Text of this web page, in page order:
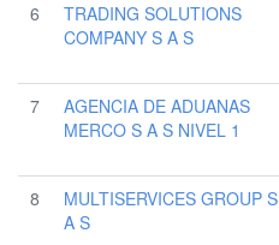
6
TRADING SOLUTIONS
COMPANY S A S
7
AGENCIA DE ADUANAS
MERCO S A S NIVEL 1
8
MULTISERVICES GROUP S
A S